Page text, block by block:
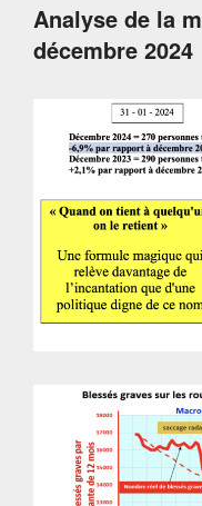
Analyse de la
décembre 2024